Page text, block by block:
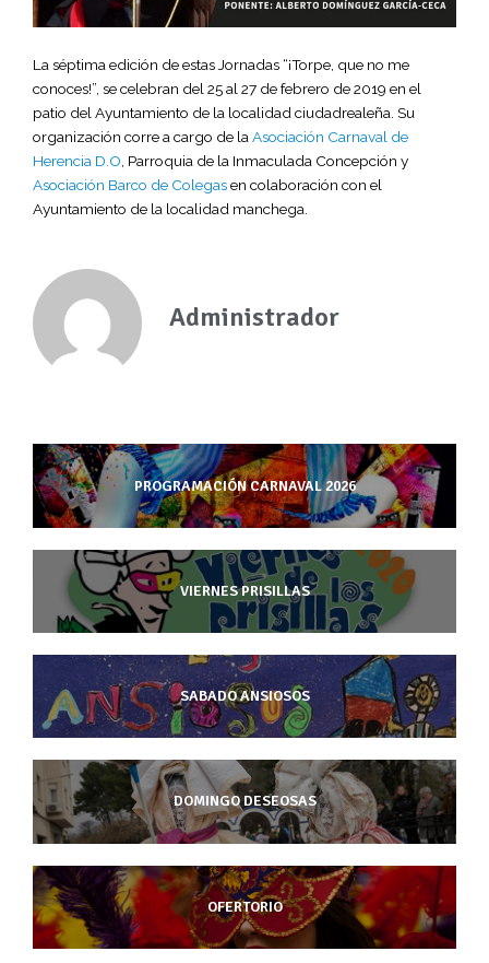
La séptima edición de estas Jornadas “¡Torpe, que no me
conoces!”, se celebran del 25 al 27 de febrero de 2019 en el
patio del Ayuntamiento de la localidad ciudadrealeña. Su
organización corre a cargo de laAsociación Carnaval de
Herencia D.O, Parroquia de la Inmaculada Concepción y
Asociación Barco de Colegasen colaboración con el
Ayuntamiento de la localidad manchega.
Administrador
PROGRAMACIÓN CARNAVAL 2026
VIERNES PRISILLAS
SABADO ANSIOSOS
DOMINGO DESEOSAS
OFERTORIO